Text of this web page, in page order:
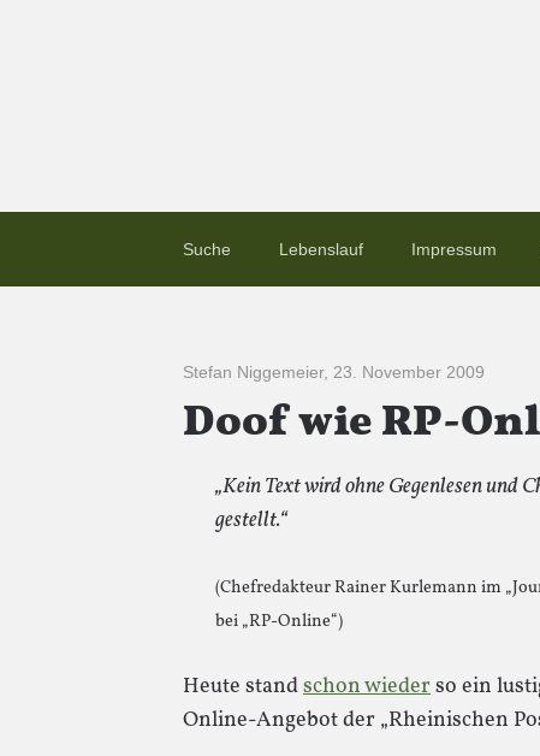
Suche Lebenslauf Impressum
Stefan Niggemeier, 23. November 2009
Doof wie RP-
„Kein Text wird ohne Gegenlesen und
gestellt.“
(Chefredakteur Rainer Kurlemann im
bei „RP-Online“)
Heute standschon wiederso ein
Online-Angebot der „Rheinischen